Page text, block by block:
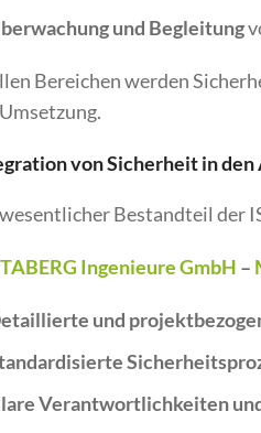
und Begleitung
Bereichen werden
von Sicherheit in
Bestandteil der
TABERG Ingenieure GmbH –
und
Verantwortlichkeiten